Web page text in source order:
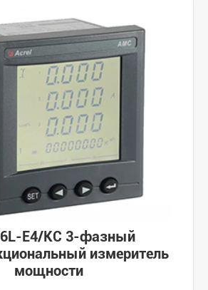
E4/KC 3-фазный
измеритель
мощности